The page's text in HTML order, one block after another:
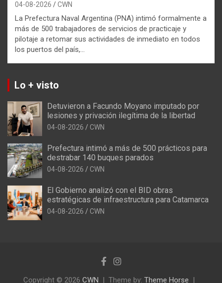
04-08-2026 CWN
La Prefectura Naval Argentina (PNA) intimó formalmente a
más de 500 trabajadores de servicios de practicaje y
pilotaje a retomar sus actividades de inmediato en todos
los puertos del país,…
Lo + visto
Detuvieron a Facundo Moyano imputado por
lesiones y privación ilegítima de la libertad
04-08-2026 CWN
Prefectura intimó a más de 500 prácticos para
destrabar 140 buques parados
04-08-2026 CWN
El Gobierno analizó con el BID obras
estratégicas de infraestructura para Catamarca
04-08-2026 CWN
Copyright © 2026 CWN Theme by: Theme Horse